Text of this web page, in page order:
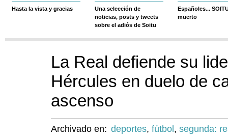
Hasta la vista y gracias
Una selección de
noticias, posts y tweets
sobre el adiós de Soitu
Españoles...
muerto
La Real defiende su
Hércules en duelo de
ascenso
Archivado en: deportes, fútbol , segunda: